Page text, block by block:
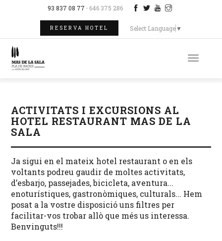
93 837 08 77 · 646 375 286
RESERVA HOTEL Select Language▼
Toggle
ACTIVITATS I EXCURSIONS AL
HOTEL RESTAURANT MAS DE LA
SALA
Ja sigui en el mateix hotel restaurant o en els
voltants podreu gaudir de moltes activitats,
d’esbarjo, passejades, bicicleta, aventura...
enoturístiques, gastronòmiques, culturals... Hem
posat a la vostre disposició uns filtres per
facilitar-vos trobar allò que més us interessa.
Benvinguts!!!